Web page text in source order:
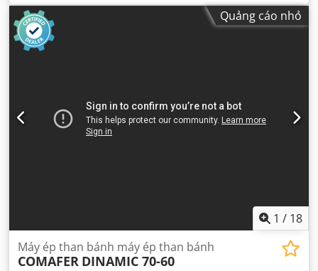
Quảng cáo nhỏ
1 / 18
Máy ép than bánh máy ép than bánh
COMAFER DINAMIC 70-60